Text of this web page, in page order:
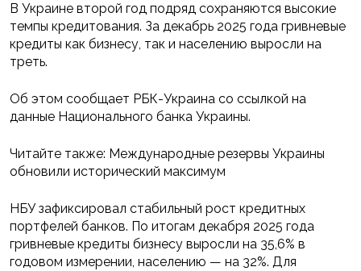
В Украине второй год подряд сохраняются высокие
темпы кредитования. За декабрь 2025 года гривневые
кредиты как бизнесу, так и населению выросли на
треть.
Об этом сообщает РБК-Украина со ссылкой на
данные Национального банка Украины.
Читайте также: Международные резервы Украины
обновили исторический максимум
НБУ зафиксировал стабильный рост кредитных
портфелей банков. По итогам декабря 2025 года
гривневые кредиты бизнесу выросли на 35,6% в
годовом измерении, населению — на 32%. Для